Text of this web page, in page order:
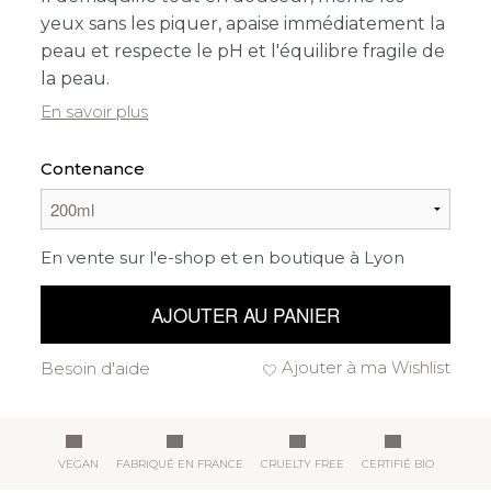
yeux sans les piquer, apaise immédiatement la
peau et respecte le pH et l'équilibre fragile de
la peau.
En savoir plus
Contenance
En vente sur l'e-shop et en boutique à Lyon
AJOUTER AU PANIER
Ajouter à ma Wishlist
Besoin d'aide
VEGAN FABRIQUÉ EN FRANCE CRUELTY FREE CERTIFIÉ BIO